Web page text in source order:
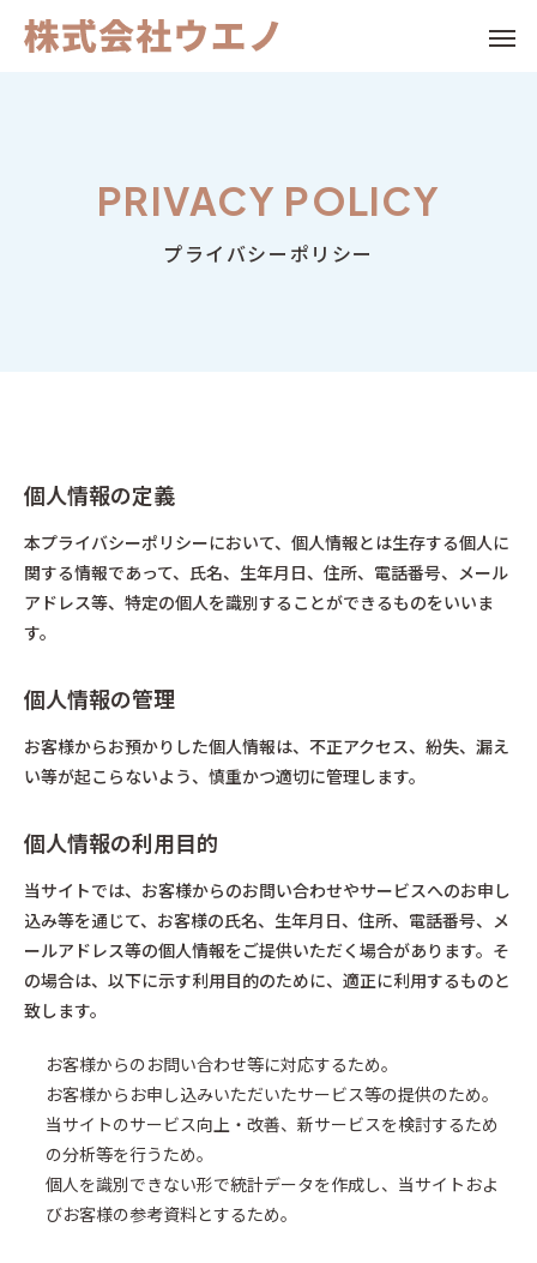
/home/c2319974/
/home/c2319974/public_html/iekaitai-ueno.com/wp-
/home/c2319974/
/home/c2319974/public_html/iekaitai-ueno.com/wp-
PRIVACY POLICY
プライバシーポリシー
個人情報の定義
本プライバシーポリシーにおいて、個人情報とは生存する個人に
関する情報であって、氏名、生年月日、住所、電話番号、メール
アドレス等、特定の個人を識別することができるものをいいま
す。
個人情報の管理
お客様からお預かりした個人情報は、不正アクセス、紛失、漏え
い等が起こらないよう、慎重かつ適切に管理します。
個人情報の利用目的
当サイトでは、お客様からのお問い合わせやサービスへのお申し
込み等を通じて、お客様の氏名、生年月日、住所、電話番号、メ
ールアドレス等の個人情報をご提供いただく場合があります。そ
の場合は、以下に示す利用目的のために、適正に利用するものと
致します。
お客様からのお問い合わせ等に対応するため。
お客様からお申し込みいただいたサービス等の提供のため。
当サイトのサービス向上・改善、新サービスを検討するため
の分析等を行うため。
個人を識別できない形で統計データを作成し、当サイトおよ
びお客様の参考資料とするため。